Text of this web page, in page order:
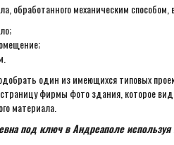
обработанного механическим
один из имеющихся типовых
фирмы фото здания, которое
материала.
под ключ в Андреаполе используя